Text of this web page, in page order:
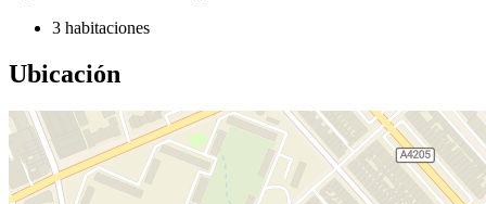
3 habitaciones
Ubicación